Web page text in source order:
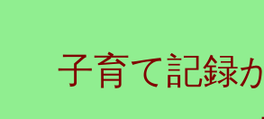
子育て記録